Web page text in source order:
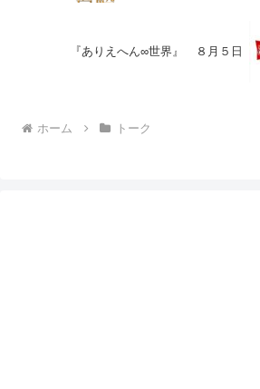
『ありえへん∞世界』 ８月５日
ホーム トーク